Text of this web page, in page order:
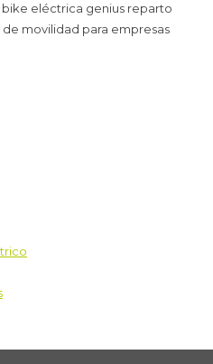
eléctrica genius reparto
movilidad para empresas